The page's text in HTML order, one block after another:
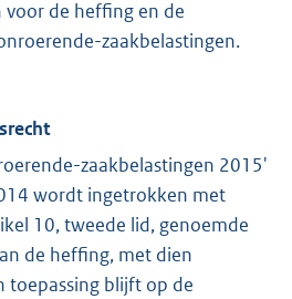
voor de heffing en de
zaakbelastingen.
zaakbelastingen 2015'
wordt ingetrokken met
10, tweede lid, genoemde
de heffing, met dien
toepassing blijft op de